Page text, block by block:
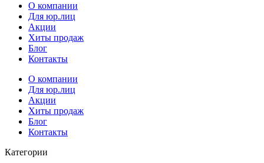
О компании
Для юр.лиц
Акции
Хиты продаж
Блог
Контакты
О компании
Для юр.лиц
Акции
Хиты продаж
Блог
Контакты
Категории